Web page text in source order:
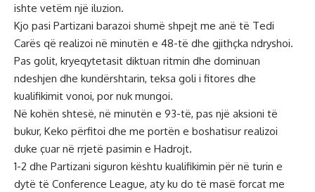
ishte vetëm një iluzion.
Kjo pasi Partizani barazoi shumë shpejt me anë të Tedi
Carës që realizoi në minutën e 48-të dhe gjithçka ndryshoi.
Pas golit, kryeqytetasit diktuan ritmin dhe dominuan
ndeshjen dhe kundërshtarin, teksa goli i fitores dhe
kualifikimit vonoi, por nuk mungoi.
Në kohën shtesë, në minutën e 93-të, pas një aksioni të
bukur, Keko përfitoi dhe me portën e boshatisur realizoi
duke çuar në rrjetë pasimin e Hadrojt.
1-2 dhe Partizani siguron kështu kualifikimin për në turin e
dytë të Conference League, aty ku do të masë forcat me